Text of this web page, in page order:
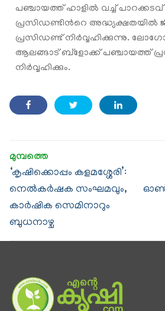
പഞ്ചായത്ത് ഹാളില്‍ വച്ച്
പ്രസിഡണ്ടിന്‍റെ അദ്ധ്യക്ഷതയില്‍
പ്രസിഡണ്ട് നിര്‍വ്വഹിക്കുന്നു.
ആലങ്ങാട് ബ്ളോക്ക് പഞ്ചായത്ത്
നിര്‍വ്വഹിക്കും.
‘കൃഷിക്കൊപ്പം കളമശ്ശേരി’:
നെല്‍കര്‍ഷക സംഘമവും,
കാര്‍ഷിക സെമിനാറും
ബുധനാഴ്ച